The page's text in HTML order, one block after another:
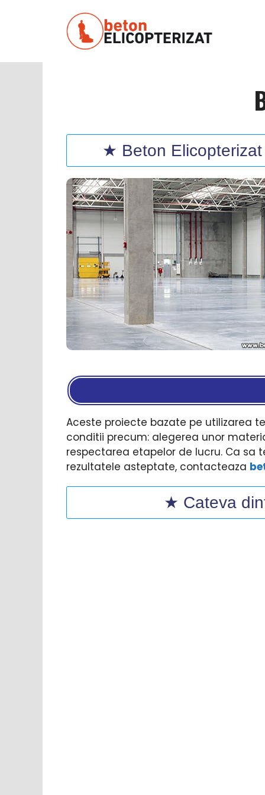
★ Beton
Aceste proiecte bazate pe utilizarea
conditii precum: alegerea unor
respectarea etapelor de lucru. Ca sa
rezultatele asteptate, contacteaza
★ Cateva